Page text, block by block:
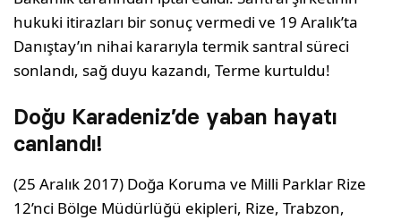
hukuki itirazları bir sonuç vermedi ve 19 Aralık’ta
Danıştay’ın nihai kararıyla termik santral süreci
sonlandı, sağ duyu kazandı, Terme kurtuldu!
Doğu Karadeniz’de yaban hayatı
canlandı!
(25 Aralık 2017) Doğa Koruma ve Milli Parklar Rize
12’nci Bölge Müdürlüğü ekipleri, Rize, Trabzon,